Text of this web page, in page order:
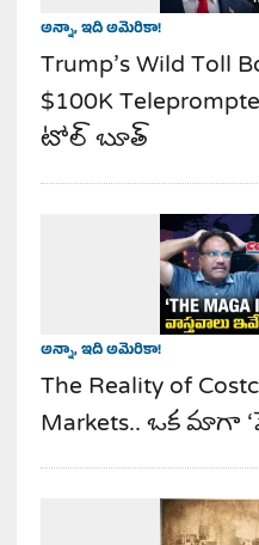
అన్నా, ఇది అమెరికా!
Trump’s Wild Toll
$100K
టోల్ బూత్
అన్నా, ఇది అమెరికా!
The Reality of
Markets.. ఒక మాగా